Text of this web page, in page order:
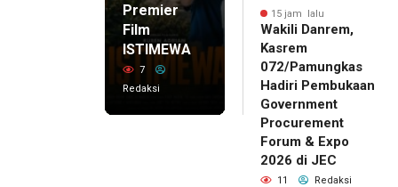
Premier
Film
ISTIMEWA
7
Redaksi
15 jam lalu
Wakili Danrem,
Kasrem
072/Pamungkas
Hadiri Pembukaan
Government
Procurement
Forum & Expo
2026 di JEC
11 Redaksi